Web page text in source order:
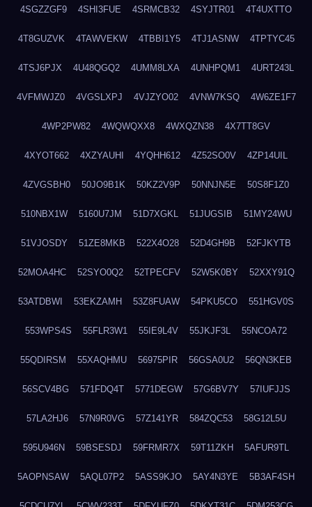
4SGZZGF9 4SHI3FUE 4SRMCB32 4SYJTR01 4T4UXTTO
4T8GUZVK 4TAWVEKW 4TBBI1Y5 4TJ1ASNW 4TPTYC45
4TSJ6PJX 4U48QGQ2 4UMM8LXA 4UNHPQM1 4URT243L
4VFMWJZ0 4VGSLXPJ 4VJZYO02 4VNW7KSQ 4W6ZE1F7
4WP2PW82 4WQWQXX8 4WXQZN38 4X7TT8GV
4XYOT662 4XZYAUHI 4YQHH612 4Z52SO0V 4ZP14UIL
4ZVGSBH0 50JO9B1K 50KZ2V9P 50NNJN5E 50S8F1Z0
510NBX1W 5160U7JM 51D7XGKL 51JUGSIB 51MY24WU
51VJOSDY 51ZE8MKB 522X4O28 52D4GH9B 52FJKYTB
52MOA4HC 52SYO0Q2 52TPECFV 52W5K0BY 52XXY91Q
53ATDBWI 53EKZAMH 53Z8FUAW 54PKU5CO 551HGV0S
553WPS4S 55FLR3W1 55IE9L4V 55JKJF3L 55NCOA72
55QDIRSM 55XAQHMU 56975PIR 56GSA0U2 56QN3KEB
56SCV4BG 571FDQ4T 5771DEGW 57G6BV7Y 57IUFJJS
57LA2HJ6 57N9R0VG 57Z141YR 584ZQC53 58G12L5U
595U946N 59BSESDJ 59FRMR7X 59T11ZKH 5AFUR9TL
5AOPNSAW 5AQL07P2 5ASS9KJO 5AY4N3YE 5B3AF4SH